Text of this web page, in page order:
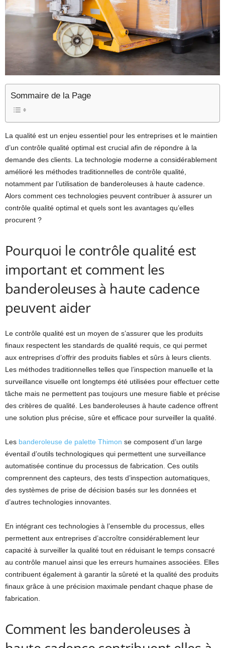
Sommaire de la Page
La qualité est un enjeu essentiel pour les entreprises et le maintien
d’un contrôle qualité optimal est crucial afin de répondre à la
demande des clients. La technologie moderne a considérablement
amélioré les méthodes traditionnelles de contrôle qualité,
notamment par l’utilisation de banderoleuses à haute cadence.
Alors comment ces technologies peuvent contribuer à assurer un
contrôle qualité optimal et quels sont les avantages qu’elles
procurent ?
Pourquoi le contrôle qualité est
important et comment les
banderoleuses à haute cadence
peuvent aider
Le contrôle qualité est un moyen de s’assurer que les produits
finaux respectent les standards de qualité requis, ce qui permet
aux entreprises d’offrir des produits fiables et sûrs à leurs clients.
Les méthodes traditionnelles telles que l’inspection manuelle et la
surveillance visuelle ont longtemps été utilisées pour effectuer cette
tâche mais ne permettent pas toujours une mesure fiable et précise
des critères de qualité. Les banderoleuses à haute cadence offrent
une solution plus précise, sûre et efficace pour surveiller la qualité.
Les banderoleuse de palette Thimon se composent d’un large
éventail d’outils technologiques qui permettent une surveillance
automatisée continue du processus de fabrication. Ces outils
comprennent des capteurs, des tests d’inspection automatiques,
des systèmes de prise de décision basés sur les données et
d’autres technologies innovantes.
En intégrant ces technologies à l’ensemble du processus, elles
permettent aux entreprises d’accroître considérablement leur
capacité à surveiller la qualité tout en réduisant le temps consacré
au contrôle manuel ainsi que les erreurs humaines associées. Elles
contribuent également à garantir la sûreté et la qualité des produits
finaux grâce à une précision maximale pendant chaque phase de
fabrication.
Comment les banderoleuses à